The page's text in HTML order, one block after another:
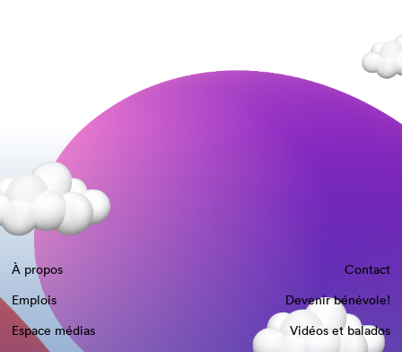
À propos
Contact
Emplois
Devenir bénévole!
Espace médias
Vidéos et balados